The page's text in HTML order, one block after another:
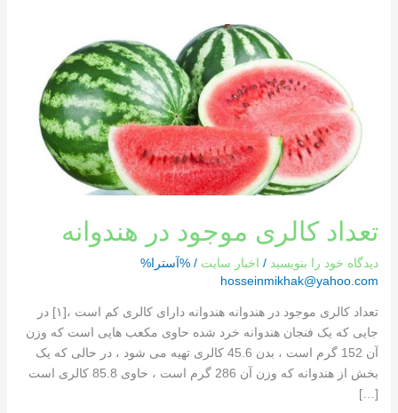
تعداد کالری موجود در هندوانه
دیدگاه‌ خود را بنویسید / اخبار سایت / %آسترا%
hosseinmikhak@yahoo.com
تعداد کالری موجود در هندوانه هندوانه دارای کالری کم است ،[١] در
جایی که یک فنجان هندوانه خرد شده حاوی مکعب هایی است که وزن
آن 152 گرم است ، بدن 45.6 کالری تهیه می شود ، در حالی که یک
بخش از هندوانه که وزن آن 286 گرم است ، حاوی 85.8 کالری است
[…]
هندوانه